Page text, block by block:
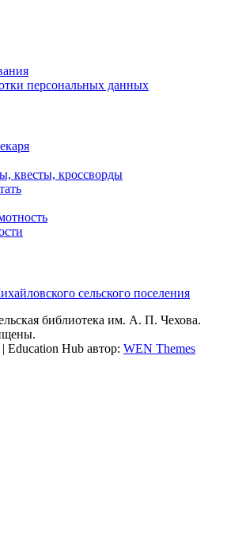
персональных данных
квесты, кроссворды
сельского поселения
библиотека им. А. П. Чехова.
| Education Hub автор: WEN Themes